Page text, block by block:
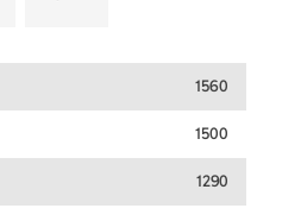
1560
1500
1290